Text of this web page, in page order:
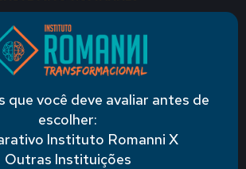
que você deve avaliar antes de
escolher:
Instituto Romanni X
Outras Instituições